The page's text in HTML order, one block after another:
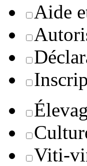
Aide
Viti-